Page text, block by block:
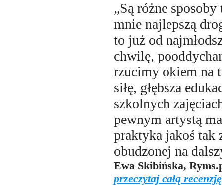
„Są różne
mnie najlepszą
to już od
chwilę,
rzucimy okiem na
siłę, głębsza
szkolnych
pewnym artystą
praktyka jakoś tak
obudzonej na
Ewa Skibińska,
przeczytaj całą recenzję